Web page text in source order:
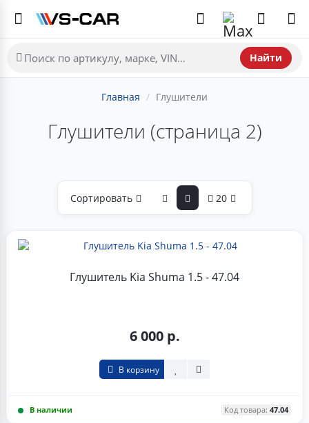
Найти
Главная Глушители
Глушители (страница 2)
Сортировать 20
Глушитель Kia Shuma 1.5 - 47.04
6 000 р.
В корзину
В наличии Код товара: 47.04